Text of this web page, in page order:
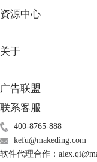
图4.
资源中心
关于
广告联盟
联系客服
400-8765-888
kefu@makeding.com
软件代理合作：